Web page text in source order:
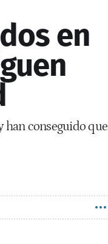
en
han conseguido que